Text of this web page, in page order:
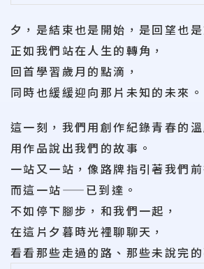
夕，是結束也是開始，是回望也是
正如我們站在人生的轉角，
回首學習歲月的點滴，
同時也緩緩迎向那片未知的未來。
這一刻，我們用創作紀錄青春的溫
用作品說出我們的故事。
一站又一站，像路牌指引著我們
而這一站——已到達。
不如停下腳步，和我們一起，
在這片夕暮時光裡聊聊天，
看看那些走過的路、那些未說完的